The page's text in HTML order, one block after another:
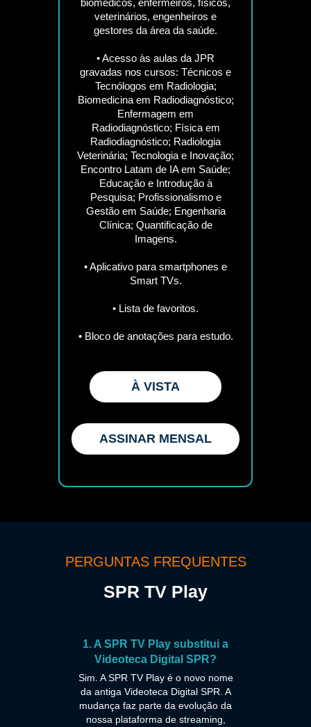
biomédicos, enfermeiros, físicos,
veterinários, engenheiros e
gestores da área da saúde.
• Acesso às aulas da JPR
gravadas nos cursos: Técnicos e
Tecnólogos em Radiologia;
Biomedicina em Radiodiagnóstico;
Enfermagem em
Radiodiagnóstico; Física em
Radiodiagnóstico; Radiologia
Veterinária; Tecnologia e Inovação;
Encontro Latam de IA em Saúde;
Educação e Introdução à
Pesquisa; Profissionalismo e
Gestão em Saúde; Engenharia
Clínica; Quantificação de
Imagens.
• Aplicativo para smartphones e
Smart TVs.
• Lista de favoritos.
• Bloco de anotações para estudo.
À VISTA
ASSINAR MENSAL
PERGUNTAS FREQUENTES
SPR TV Play
1. A SPR TV Play substitui a
Videoteca Digital SPR?
Sim. A SPR TV Play é o novo nome
da antiga Videoteca Digital SPR. A
mudança faz parte da evolução da
nossa plataforma de streaming,